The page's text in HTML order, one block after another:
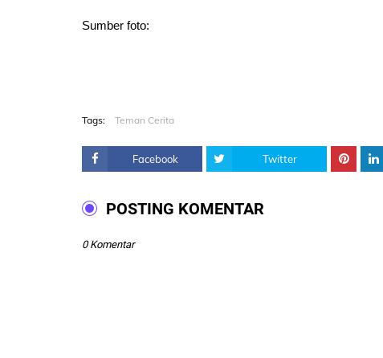
Sumber foto:
Tags: Teman Cerita
Facebook Twitter
POSTING KOMENTAR
0 Komentar